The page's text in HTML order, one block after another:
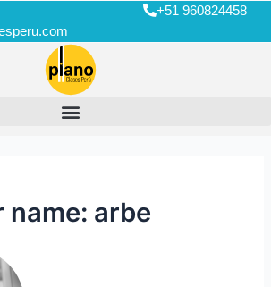
+51 960824458
name: arbe